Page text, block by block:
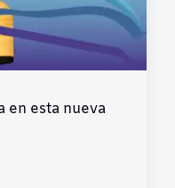
en esta nueva